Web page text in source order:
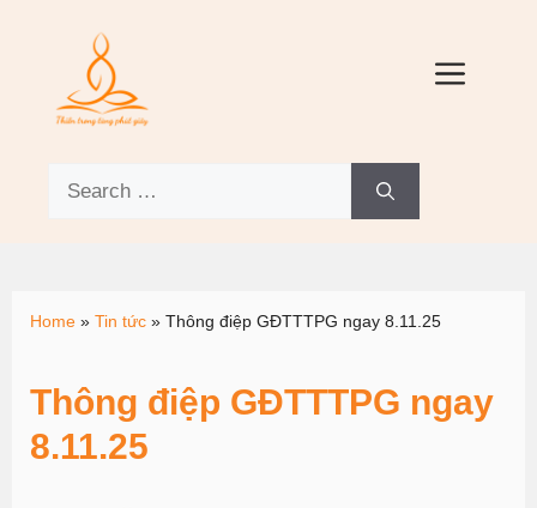
Home » Tin tức » Thông điệp GĐTTTPG ngay 8.11.25
Thông điệp GĐTTTPG ngay
8.11.25